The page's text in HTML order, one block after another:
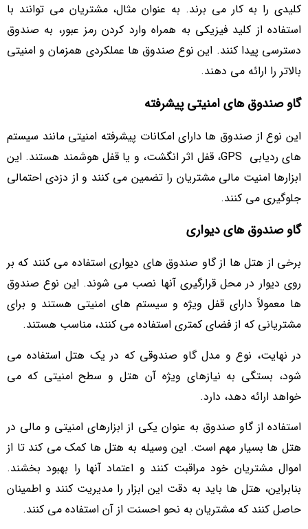
کلیدی را به کار می ‌برند. به عنوان مثال، مشتریان می ‌توانند با
استفاده از کلید فیزیکی به همراه وارد کردن رمز عبور، به صندوق
دسترسی پیدا کنند. این نوع صندوق ‌ها عملکردی همزمان و امنیتی
بالاتر را ارائه می ‌دهند.
گاو صندوق ‌های امنیتی پیشرفته
این نوع از صندوق ‌ها دارای امکانات پیشرفته امنیتی مانند سیستم‌
های ردیابی GPS، قفل اثر انگشت، و یا قفل هوشمند هستند. این
ابزارها امنیت مالی مشتریان را تضمین می ‌کنند و از دزدی احتمالی
جلوگیری می‌ کنند.
گاو صندوق ‌های دیواری
برخی از هتل ‌ها از گاو صندوق ‌های دیواری استفاده می ‌کنند که بر
روی دیوار در محل قرارگیری آنها نصب می‌ شوند. این نوع صندوق
‌ها معمولاً دارای قفل ویژه و سیستم‌ های امنیتی هستند و برای
مشتریانی که از فضای کمتری استفاده می‌ کنند، مناسب هستند.
در نهایت، نوع و مدل گاو صندوقی که در یک هتل استفاده می‌
شود، بستگی به نیازهای ویژه آن هتل و سطح امنیتی که می
‌خواهد ارائه دهد، دارد.
استفاده از گاو صندوق به عنوان یکی از ابزارهای امنیتی و مالی در
هتل ‌ها بسیار مهم است. این وسیله به هتل‌ ها کمک می‌ کند تا از
اموال مشتریان خود مراقبت کنند و اعتماد آنها را بهبود بخشند.
بنابراین، هتل ‌ها باید به دقت این ابزار را مدیریت کنند و اطمینان
حاصل کنند که مشتریان به نحو احسنت از آن استفاده می ‌کنند.